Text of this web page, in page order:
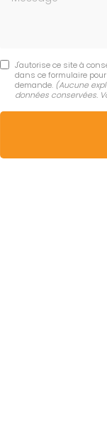
J'autorise ce site à
dans ce formulaire
demande. (Aucune
données conservées.